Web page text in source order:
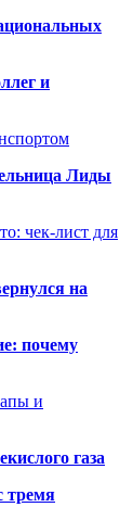
и
Лиды
чек-лист для
на
почему
и
газа
тремя